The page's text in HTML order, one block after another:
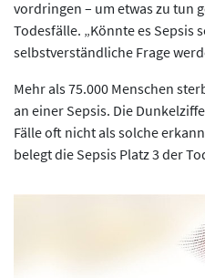
vordringen – um etwas zu tun
Todesfälle. „Könnte es Sepsis
selbstverständliche Frage
Mehr als 75.000 Menschen
an einer Sepsis. Die
Fälle oft nicht als solche
belegt die Sepsis Platz 3 der